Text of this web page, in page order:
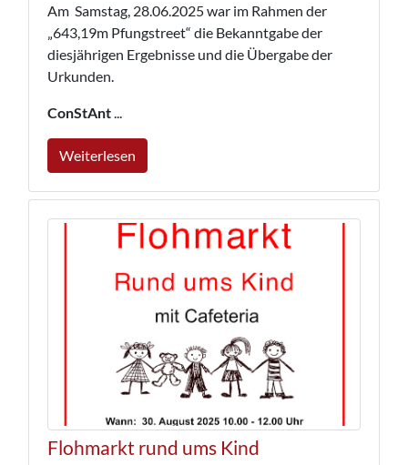
Am Samstag, 28.06.2025 war im Rahmen der
„643,19m Pfungstreet“ die Bekanntgabe der
diesjährigen Ergebnisse und die Übergabe der
Urkunden.
ConStAnt
Weiterlesen
Flohmarkt rund ums Kind